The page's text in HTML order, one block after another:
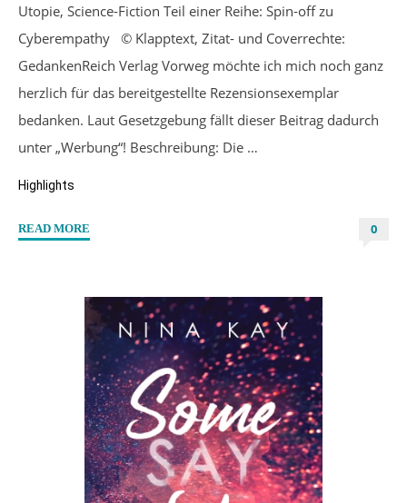
Utopie, Science-Fiction Teil einer Reihe: Spin-off zu
Cyberempathy © Klapptext, Zitat- und Coverrechte:
GedankenReich Verlag Vorweg möchte ich mich noch ganz
herzlich für das bereitgestellte Rezensionsexemplar
bedanken. Laut Gesetzgebung fällt dieser Beitrag dadurch
unter „Werbung“! Beschreibung: Die …
Highlights
READ MORE
v.
Hainwald"
0